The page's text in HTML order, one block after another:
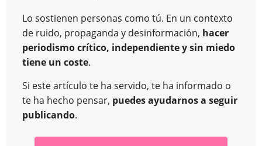
Lo sostienen personas como tú. En un contexto
de ruido, propaganda y desinformación, hacer
periodismo crítico, independiente y sin miedo
tiene un coste.
Si este artículo te ha servido, te ha informado o
te ha hecho pensar, puedes ayudarnos a seguir
publicando.